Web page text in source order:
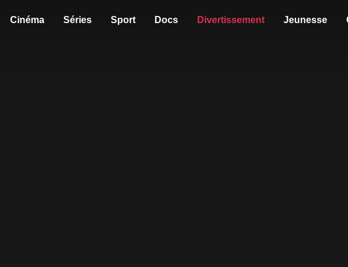
Cinéma Séries Sport Docs Divertissement Jeunesse